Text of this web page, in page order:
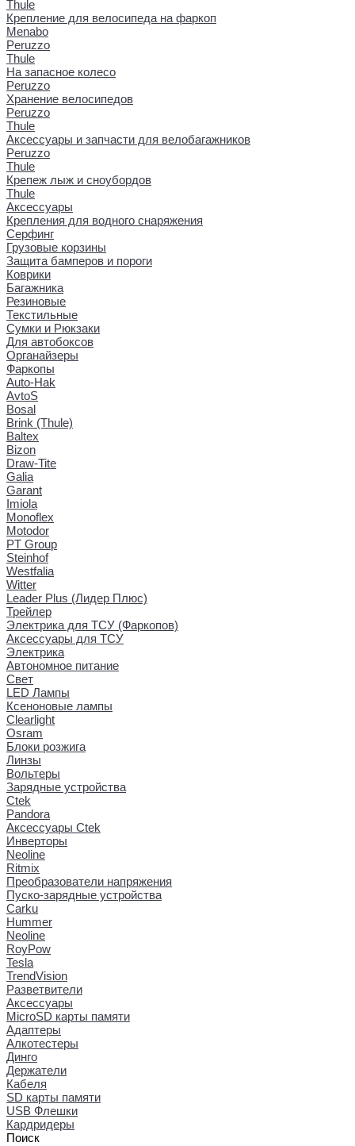
Thule
Крепление для велосипеда на фаркоп
Menabo
Peruzzo
Thule
На запасное колесо
Peruzzo
Хранение велосипедов
Peruzzo
Thule
Аксессуары и запчасти для велобагажников
Peruzzo
Thule
Крепеж лыж и сноубордов
Thule
Аксессуары
Крепления для водного снаряжения
Серфинг
Грузовые корзины
Защита бамперов и пороги
Коврики
Багажника
Резиновые
Текстильные
Сумки и Рюкзаки
Для автобоксов
Органайзеры
Фаркопы
Auto-Hak
AvtoS
Bosal
Brink (Thule)
Baltex
Bizon
Draw-Tite
Galia
Garant
Imiola
Monoflex
Motodor
PT Group
Steinhof
Westfalia
Witter
Leader Plus (Лидер Плюс)
Трейлер
Электрика для ТСУ (Фаркопов)
Аксессуары для ТСУ
Электрика
Автономное питание
Свет
LED Лампы
Ксеноновые лампы
Clearlight
Osram
Блоки розжига
Линзы
Вольтеры
Зарядные устройства
Ctek
Pandora
Аксессуары Ctek
Инверторы
Neoline
Ritmix
Преобразователи напряжения
Пуско-зарядные устройства
Carku
Hummer
Neoline
RoyPow
Tesla
TrendVision
Разветвители
Аксессуары
MicroSD карты памяти
Адаптеры
Алкотестеры
Динго
Держатели
Кабеля
SD карты памяти
USB Флешки
Кардридеры
Поиск